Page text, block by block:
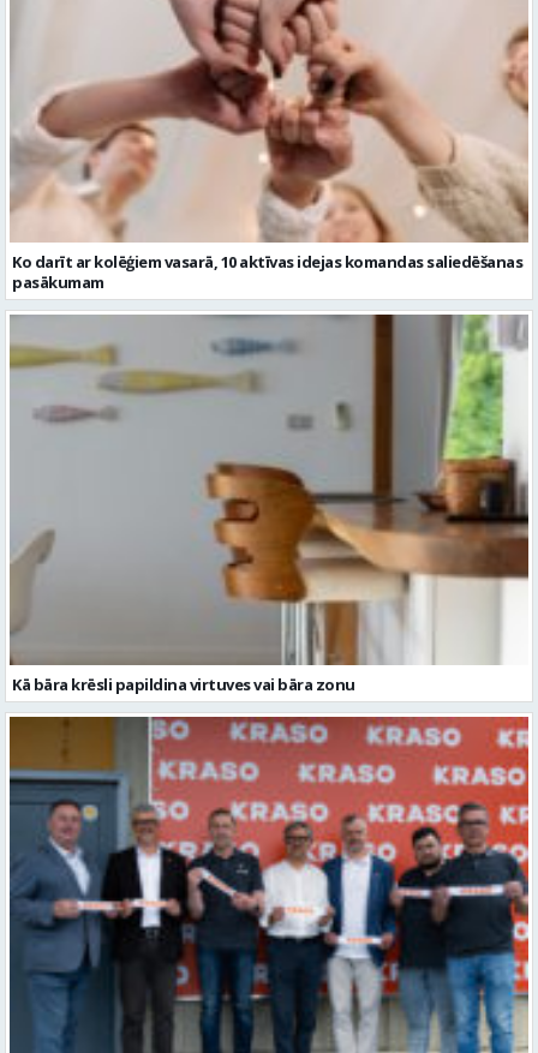
Ko darīt ar kolēģiem vasarā, 10 aktīvas idejas komandas saliedēšanas
pasākumam
Kā bāra krēsli papildina virtuves vai bāra zonu